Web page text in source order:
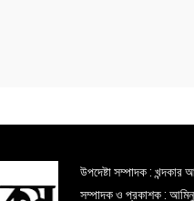
উপদেষ্টা সম্পাদক : খন্দকার
সম্পাদক ও প্রকাশক :